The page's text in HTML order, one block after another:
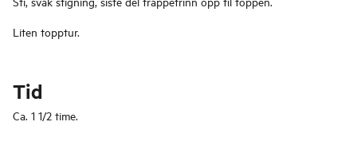
Liten topptur.
Tid
Ca. 1 1/2 time.